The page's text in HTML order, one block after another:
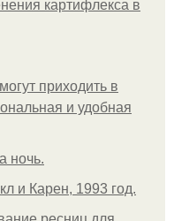
картифлекса в
приходить в
и удобная
ночь.
и Карен, 1993 год.